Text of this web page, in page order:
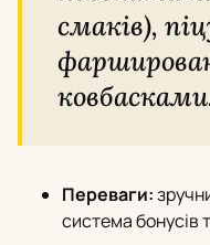
смаків),
Переваги:
система бонусів